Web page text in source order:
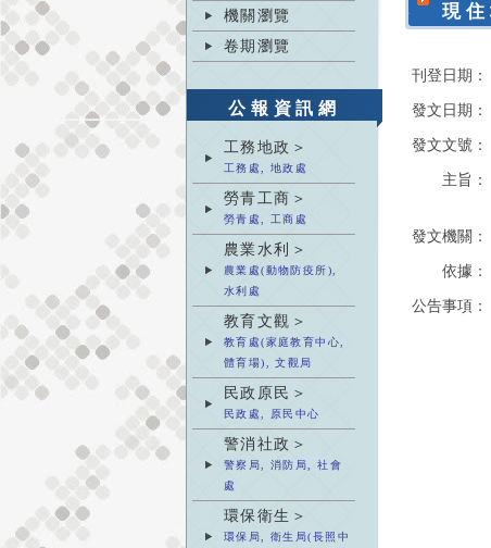
機關瀏覽
卷期瀏覽
公報資訊網
工務地政＞
工務處, 地政處
勞青工商＞
勞青處, 工商處
農業水利＞
農業處(動物防疫所),
水利處
教育文觀＞
教育處(家庭教育中心,
體育場), 文觀局
民政原民＞
民政處, 原民中心
警消社政＞
警察局, 消防局, 社會
處
環保衛生＞
環保局, 衛生局(長照中
現
刊登日期：
發文日期：
發文文號：
主旨：
發文機關：
依據：
公告事項：